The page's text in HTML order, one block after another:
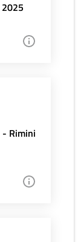
- Rimini